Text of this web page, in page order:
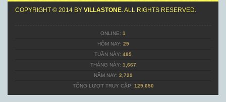
COPYRIGHT © 2014 BY VILLASTONE . ALL RIGHTS RESERVED.
ONLINE: 1
HÔM NAY: 29
TUẦN NÀY: 485
THÁNG NÀY: 1,667
NĂM NAY: 2,729
TỔNG LƯỢT TRUY CẬP: 129,650